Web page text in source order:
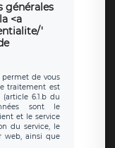
générales
<a
'
permet de vous
traitement est
(article 6.1.b du
sont le
et le service
du service, le
web, ainsi que